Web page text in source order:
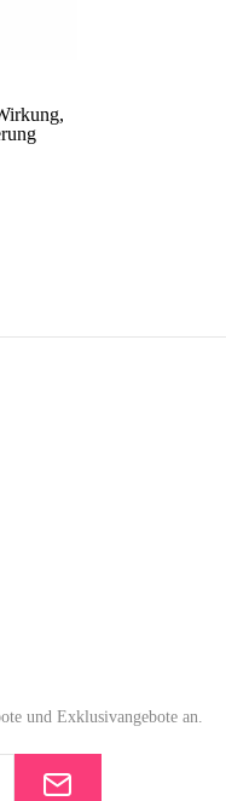
und Exklusivangebote an.